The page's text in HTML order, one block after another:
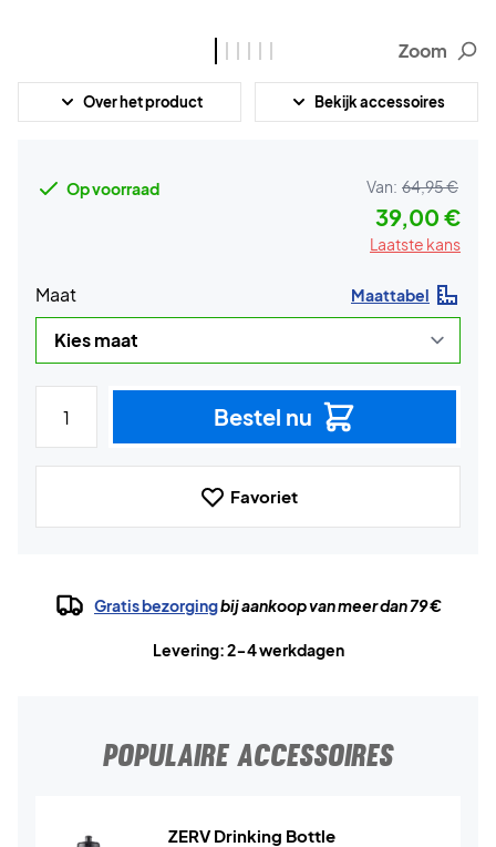
Zoom
Over het product Bekijk accessoires
Op voorraad Van: 64,95 €
39,00 €
Laatste kans
Maat Maattabel
Bestel nu
Favoriet
Gratis bezorgingbij aankoop van meer dan 79 €
Levering: 2-4 werkdagen
POPULAIRE ACCESSOIRES
ZERV Drinking Bottle